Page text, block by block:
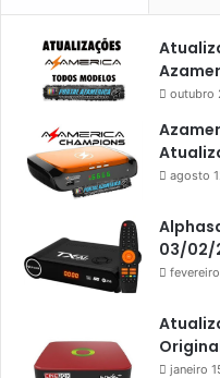
Americabox
Artcom
Athomics
Athomics
Athomics i3
Athomics
outubro
agosto
03/02/
Original
janeiro